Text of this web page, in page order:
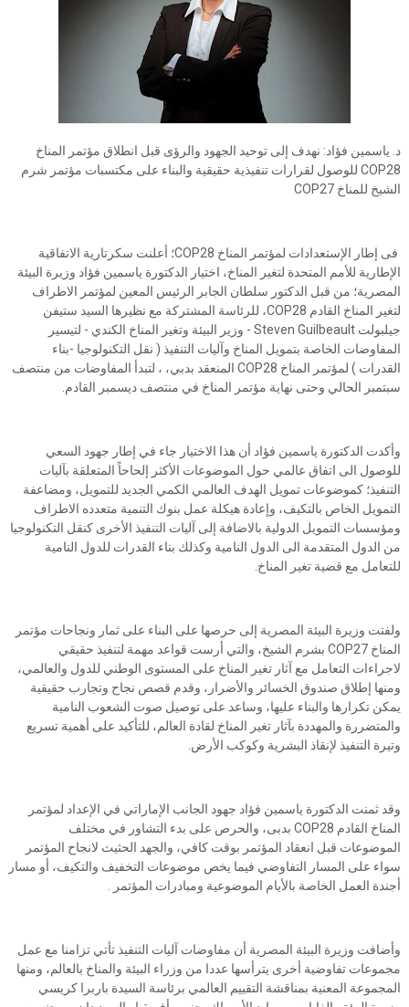
د. ياسمين فؤاد: نهدف إلى توحيد الجهود والرؤى قبل انطلاق مؤتمر المناخ
COP28 للوصول لقرارات تنفيذية حقيقية والبناء على مكتسبات مؤتمر شرم
الشيخ للمناخ COP27
فى إطار الإستعدادات لمؤتمر المناخ COP28؛ أعلنت سكرتارية الاتفاقية
الإطارية للأمم المتحدة لتغير المناخ، اختيار الدكتورة ياسمين فؤاد وزيرة البيئة
المصرية؛ من قبل الدكتور سلطان الجابر الرئيس المعين لمؤتمر الاطراف
لتغير المناخ القادم COP28، للرئاسة المشتركة مع نظيرها السيد ستيفن
جيلبولت Steven Guilbeault - وزير البيئة وتغير المناخ الكندي - لتيسير
المفاوضات الخاصة بتمويل المناخ وآليات التنفيذ ( نقل التكنولوجيا -بناء
القدرات ) لمؤتمر المناخ COP28 المنعقد بدبي، ، لتبدأ المفاوضات من منتصف
سبتمبر الحالي وحتى نهاية مؤتمر المناخ في منتصف ديسمبر القادم.
وأكدت الدكتورة ياسمين فؤاد أن هذا الاختيار جاء في إطار جهود السعي
للوصول الى اتفاق عالمي حول الموضوعات الأكثر إلحاحاً المتعلقة بآليات
التنفيذ؛ كموضوعات تمويل الهدف العالمي الكمي الجديد للتمويل، ومضاعفة
التمويل الخاص بالتكيف، وإعادة هيكلة عمل بنوك التنمية متعدده الاطراف
ومؤسسات التمويل الدولية بالاضافة إلى آليات التنفيذ الأخرى كنقل التكنولوجيا
من الدول المتقدمة الى الدول النامية وكذلك بناء القدرات للدول النامية
للتعامل مع قضية تغير المناخ.
ولفتت وزيرة البيئة المصرية إلى حرصها على البناء على ثمار ونجاحات مؤتمر
المناخ COP27 بشرم الشيخ، والتي أرست قواعد مهمة لتنفيذ حقيقي
لاجراءات التعامل مع آثار تغير المناخ على المستوى الوطني للدول والعالمي،
ومنها إطلاق صندوق الخسائر والأضرار، وقدم قصص نجاح وتجارب حقيقية
يمكن تكرارها والبناء عليها، وساعد على توصيل صوت الشعوب النامية
والمتضررة والمهددة بآثار تغير المناخ لقادة العالم، للتأكيد على أهمية تسريع
وتيرة التنفيذ لإنقاذ البشرية وكوكب الأرض.
وقد ثمنت الدكتورة ياسمين فؤاد جهود الجانب الإماراتي في الإعداد لمؤتمر
المناخ القادم COP28 بدبى، والحرص على بدء التشاور في مختلف
الموضوعات قبل انعقاد المؤتمر بوقت كافي، والجهد الحثيث لانجاح المؤتمر
سواء على المسار التفاوضي فيما يخص موضوعات التخفيف والتكيف، أو مسار
أجندة العمل الخاصة بالأيام الموضوعية ومبادرات المؤتمر .
وأضافت وزيرة البيئة المصرية أن مفاوضات آليات التنفيذ تأتي تزامنا مع عمل
مجموعات تفاوضية أخرى يترأسها عددا من وزراء البيئة والمناخ بالعالم، ومنها
المجموعة المعنية بمناقشة التقييم العالمي برئاسة السيدة باربرا كريسي